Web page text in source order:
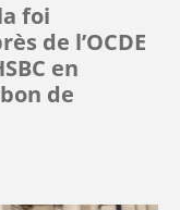
foi
de l’OCDE
en
de